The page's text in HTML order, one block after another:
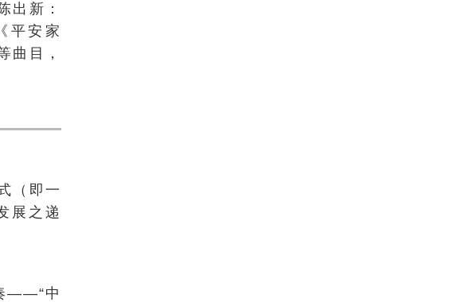
出新：
平安家
曲目，
（即一
展之递
——“中